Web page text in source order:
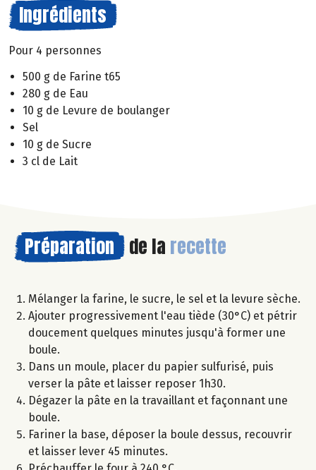
Ingrédients
Pour 4 personnes
500 g de Farine t65
280 g de Eau
10 g de Levure de boulanger
Sel
10 g de Sucre
3 cl de Lait
Préparation de la recette
Mélanger la farine, le sucre, le sel et la levure sèche.
Ajouter progressivement l'eau tiède (30°C) et pétrir
doucement quelques minutes jusqu'à former une
boule.
Dans un moule, placer du papier sulfurisé, puis
verser la pâte et laisser reposer 1h30.
Dégazer la pâte en la travaillant et façonnant une
boule.
Fariner la base, déposer la boule dessus, recouvrir
et laisser lever 45 minutes.